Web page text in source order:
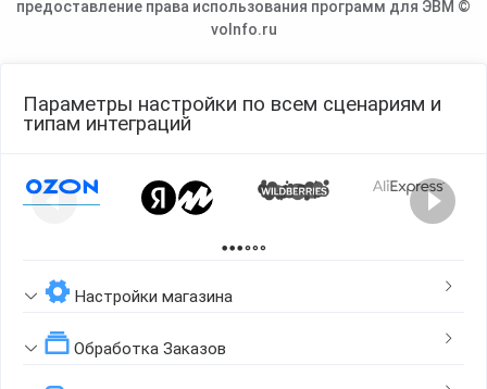
предоставление права использования программ для ЭВМ ©
voInfo.ru
Параметры настройки по всем сценариям и
типам интеграций
Настройки магазина
Обработка Заказов